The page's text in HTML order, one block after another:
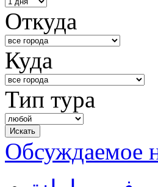
Откуда
Куда
Тип тура
Обсуждаемое